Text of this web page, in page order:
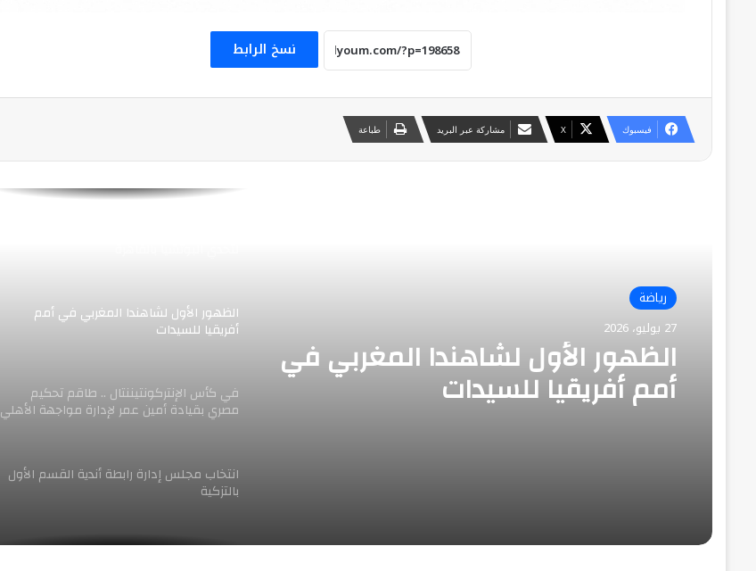
نسخ الرابط
فيسبوك ‫X مشاركة عبر البريد طباعة
رياضة
27 يوليو، 2026
الظهور الأول لشاهندا المغربي في
أمم أفريقيا للسيدات
الزمالك ينجح في إنهاء جميع القضايا المرتبطة
القدم “فيفا”
المباراة النهائية ضد إسبانيا
الظهور الأول لشاهندا المغربي في أمم
أفريقيا للسيدات
في كأس الإنتركونتيننتال .. طاقم تحكيم
مصري بقيادة أمين عمر لإدارة مواجهة الأهلي
جدة وأوكلاند أف سي
انتخاب مجلس إدارة رابطة أندية القسم الأول
بالتزكية